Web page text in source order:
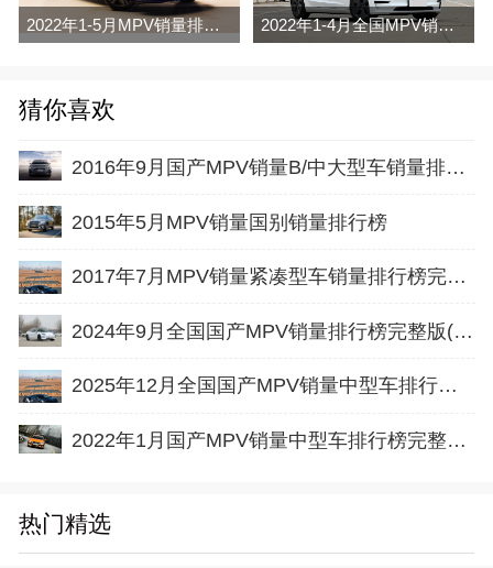
2022年1-5月MPV销量排行榜 2022年1-4月全国MPV销量排行榜完整版
猜你喜欢
2016年9月国产MPV销量B/中大型车销量排行榜完整版名单
2015年5月MPV销量国别销量排行榜
2017年7月MPV销量紧凑型车销量排行榜完整版名单
2024年9月全国国产MPV销量排行榜完整版(零售量
2025年12月全国国产MPV销量中型车排行榜完整版(零售量
2022年1月国产MPV销量中型车排行榜完整版名单
热门精选